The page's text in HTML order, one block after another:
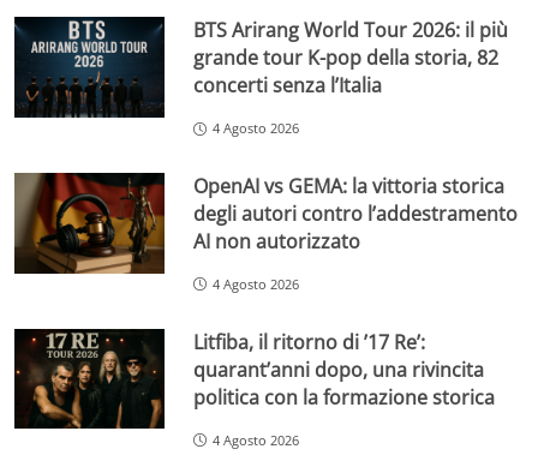
BTS Arirang World Tour 2026: il più
grande tour K-pop della storia, 82
concerti senza l’Italia
4 Agosto 2026
OpenAI vs GEMA: la vittoria storica
degli autori contro l’addestramento
AI non autorizzato
4 Agosto 2026
Litfiba, il ritorno di ’17 Re’:
quarant’anni dopo, una rivincita
politica con la formazione storica
4 Agosto 2026